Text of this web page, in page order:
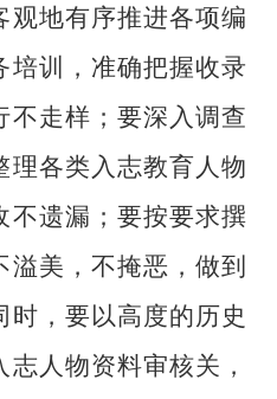
观地有序推进各项编
培训，准确把握收录
不走样；要深入调查
理各类入志教育人物
不遗漏；要按要求撰
美，不掩恶，做到
，要以高度的历史
人物资料审核关，